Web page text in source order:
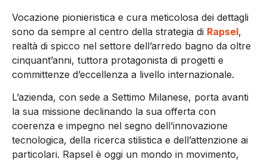
Vocazione pionieristica e cura meticolosa dei dettagli
sono da sempre al centro della strategia di Rapsel,
realtà di spicco nel settore dell’arredo bagno da oltre
cinquant’anni, tuttora protagonista di progetti e
committenze d’eccellenza a livello internazionale.
L’azienda, con sede a Settimo Milanese, porta avanti
la sua missione declinando la sua offerta con
coerenza e impegno nel segno dell’innovazione
tecnologica, della ricerca stilistica e dell’attenzione ai
particolari. Rapsel è oggi un mondo in movimento,